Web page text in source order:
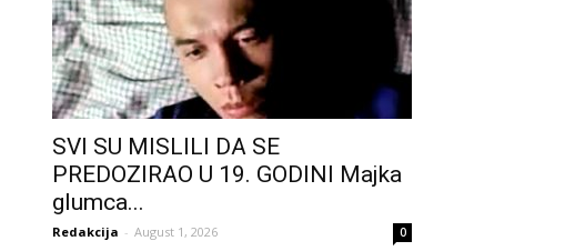
SVI SU MISLILI DA SE
PREDOZIRAO U 19. GODINI Majka
glumca...
Redakcija - August 1, 2026 0